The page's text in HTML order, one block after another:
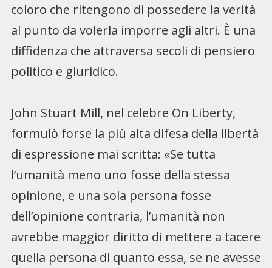
coloro che ritengono di possedere la verità
al punto da volerla imporre agli altri. È una
diffidenza che attraversa secoli di pensiero
politico e giuridico.
John Stuart Mill, nel celebre On Liberty,
formulò forse la più alta difesa della libertà
di espressione mai scritta: «Se tutta
l’umanità meno uno fosse della stessa
opinione, e una sola persona fosse
dell’opinione contraria, l’umanità non
avrebbe maggior diritto di mettere a tacere
quella persona di quanto essa, se ne avesse